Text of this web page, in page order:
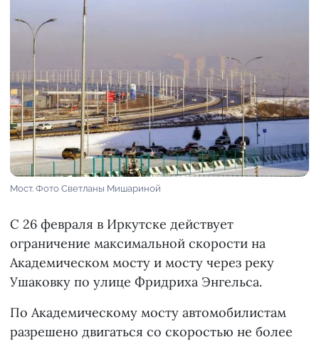
Мост. Фото Светланы Мишариной
С 26 февраля в Иркутске действует
ограничение максимальной скорости на
Академическом мосту и мосту через реку
Ушаковку по улице Фридриха Энгельса.
По Академическому мосту автомобилистам
разрешено двигаться со скоростью не более